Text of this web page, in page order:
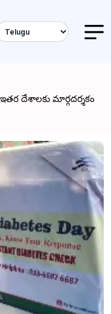
దేశాలకు మార్గదర్శకం